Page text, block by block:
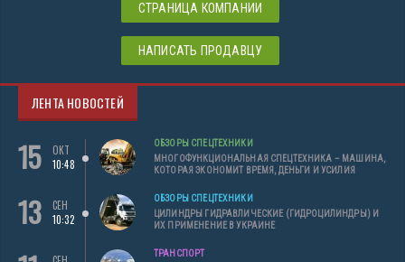
СТРАНИЦА КОМПАНИИ
НАПИСАТЬ ПРОДАВЦУ
ЛЕНТА НОВОСТЕЙ
15
ОКТ
10:48
ОБЗОРЫ СПЕЦТЕХНИКИ
МНОГОФУНКЦИОНАЛЬНАЯ СПЕЦТЕХНИКА – МАШИНА,
КОТОРАЯ ЭКОНОМИТ ВРЕМЯ, ДЕНЬГИ И УСИЛИЯ
13
СЕН
10:32
ОБЗОРЫ СПЕЦТЕХНИКИ
ЦИЛИНДРЫ ГИДРАВЛИЧЕСКИЕ (ГИДРОЦИЛИНДРЫ) И
ИХ ПРИМЕНЕНИЕ В УКРАИНЕ
ТРАНСПОРТ